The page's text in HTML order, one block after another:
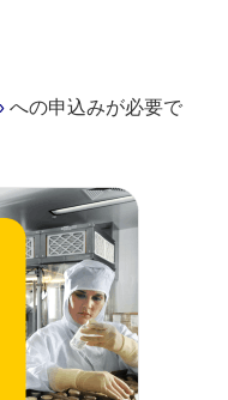
への申込みが必要で